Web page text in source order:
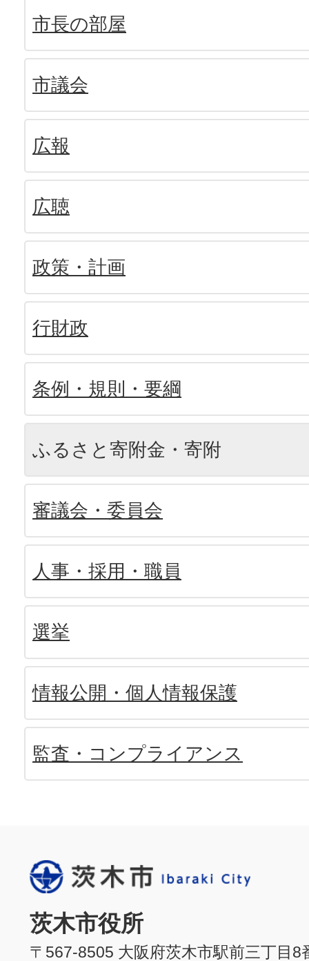
市長の部屋
市議会
広報
広聴
政策・計画
行財政
条例・規則・要綱
ふるさと寄附金・寄附
審議会・委員会
人事・採用・職員
選挙
情報公開・個人情報保護
監査・コンプライアンス
茨木市役所
〒567-8505 大阪府茨木市駅前三丁目8